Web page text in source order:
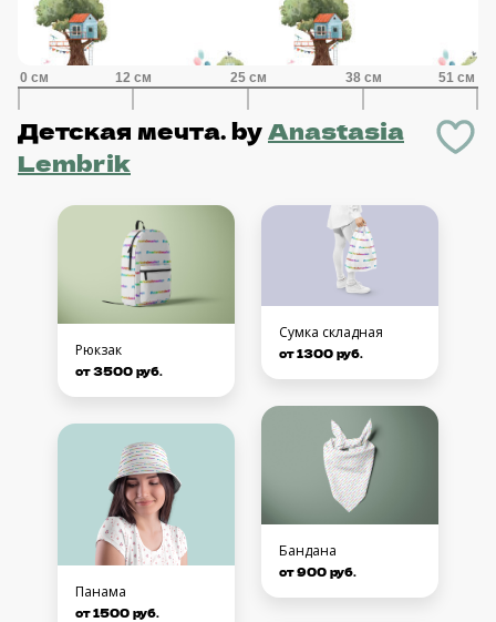
Детская мечта.byAnastasia
Lembrik
Рюкзак
от 3500 руб.
Панама
от 1500 руб.
Сумка складная
от 1300 руб.
Бандана
от 900 руб.